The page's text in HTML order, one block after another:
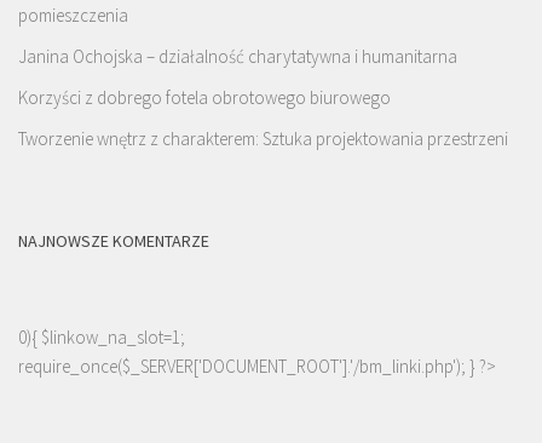
pomieszczenia
Janina Ochojska – działalność charytatywna i humanitarna
Korzyści z dobrego fotela obrotowego biurowego
Tworzenie wnętrz z charakterem: Sztuka projektowania przestrzeni
NAJNOWSZE KOMENTARZE
0){ $linkow_na_slot=1;
require_once($_SERVER['DOCUMENT_ROOT'].'/bm_linki.php'); } ?>